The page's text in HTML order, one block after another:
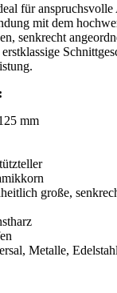
für
mit dem
senkrecht
mm
große,
Metalle,